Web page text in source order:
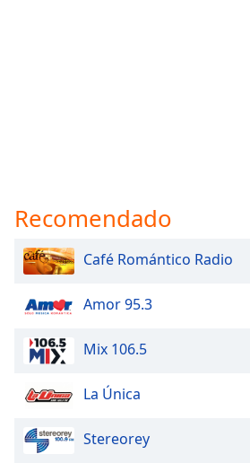
Recomendado
Café Romántico Radio
Amor 95.3
Mix 106.5
La Única
Stereorey